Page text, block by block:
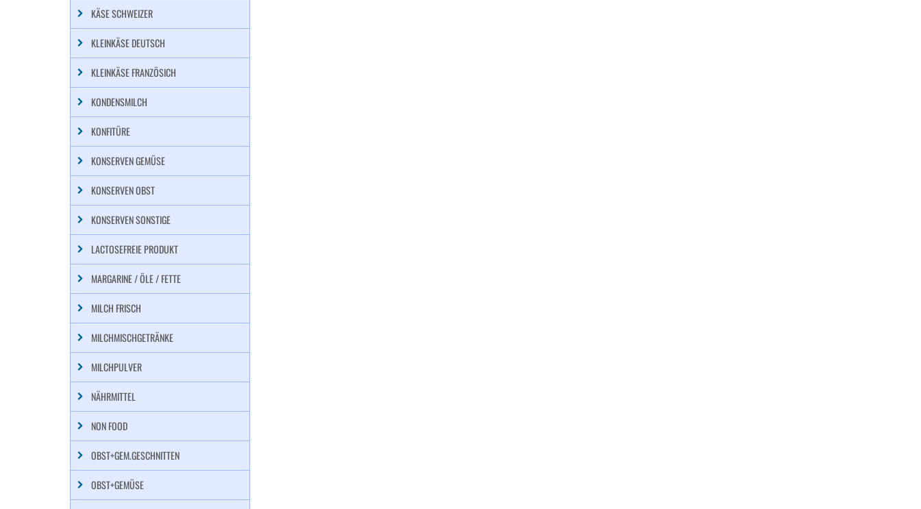
KÄSE SCHWEIZER
KLEINKÄSE DEUTSCH
KLEINKÄSE FRANZÖSICH
KONDENSMILCH
KONFITÜRE
KONSERVEN GEMÜSE
KONSERVEN OBST
KONSERVEN SONSTIGE
LACTOSEFREIE PRODUKT
MARGARINE / ÖLE / FETTE
MILCH FRISCH
MILCHMISCHGETRÄNKE
MILCHPULVER
NÄHRMITTEL
NON FOOD
OBST+GEM.GESCHNITTEN
OBST+GEMÜSE